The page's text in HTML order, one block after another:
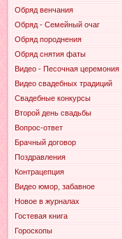
Обряд венчания
Обряд - Семейный очаг
Обряд породнения
Обряд снятия фаты
Видео - Песочная церемония
Видео свадебных традиций
Свадебные конкурсы
Второй день свадьбы
Вопрос-ответ
Брачный договор
Поздравления
Контрацепция
Видео юмор, забавное
Новое в журналах
Гостевая книга
Гороскопы